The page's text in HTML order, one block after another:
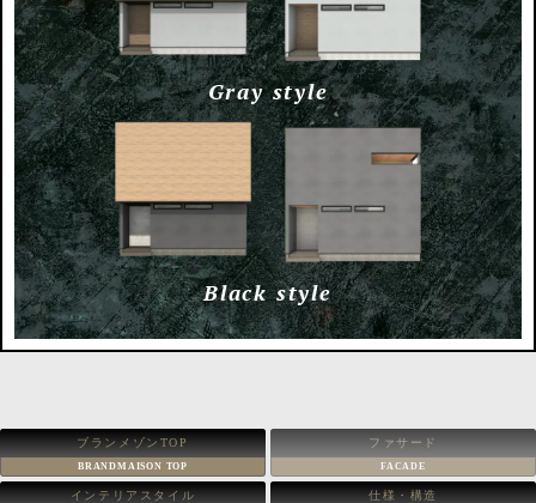
Gray style
Black style
ブランメゾンTOP
BRANDMAISON TOP
ファサード
FACADE
インテリアスタイル 仕様・構造